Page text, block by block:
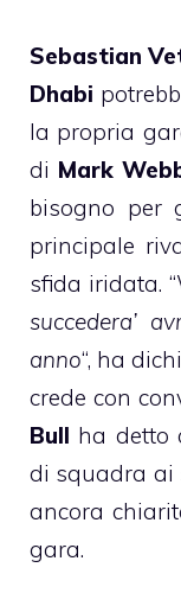
Sebastian
Dhabi
la propria
di Mark
bisogno per
principale
sfida iridata. “
succedera’
anno“, ha
crede con
Bull ha detto
di squadra ai
ancora
gara.